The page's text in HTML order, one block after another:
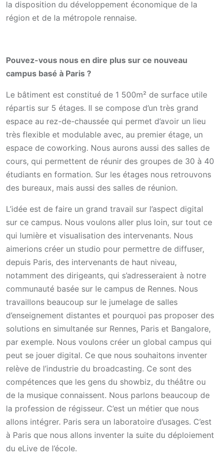
la disposition du développement économique de la
région et de la métropole rennaise.
Pouvez-vous nous en dire plus sur ce nouveau
campus basé à Paris ?
Le bâtiment est constitué de 1 500m² de surface utile
répartis sur 5 étages. Il se compose d’un très grand
espace au rez-de-chaussée qui permet d’avoir un lieu
très flexible et modulable avec, au premier étage, un
espace de coworking. Nous aurons aussi des salles de
cours, qui permettent de réunir des groupes de 30 à 40
étudiants en formation. Sur les étages nous retrouvons
des bureaux, mais aussi des salles de réunion.
L’idée est de faire un grand travail sur l’aspect digital
sur ce campus. Nous voulons aller plus loin, sur tout ce
qui lumière et visualisation des intervenants. Nous
aimerions créer un studio pour permettre de diffuser,
depuis Paris, des intervenants de haut niveau,
notamment des dirigeants, qui s’adresseraient à notre
communauté basée sur le campus de Rennes. Nous
travaillons beaucoup sur le jumelage de salles
d’enseignement distantes et pourquoi pas proposer des
solutions en simultanée sur Rennes, Paris et Bangalore,
par exemple. Nous voulons créer un global campus qui
peut se jouer digital. Ce que nous souhaitons inventer
relève de l’industrie du broadcasting. Ce sont des
compétences que les gens du showbiz, du théâtre ou
de la musique connaissent. Nous parlons beaucoup de
la profession de régisseur. C’est un métier que nous
allons intégrer. Paris sera un laboratoire d’usages. C’est
à Paris que nous allons inventer la suite du déploiement
du eLive de l’école.